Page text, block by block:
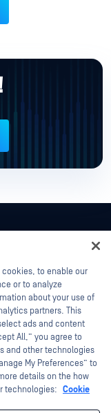
、Metascan、
OPSWAT 、Protecting the
InQuest、InQuest標誌、
to enable our
or to analyze
about your use of
partners. This
ads and content
All,” you agree to
and other technologies
My Preferences” to
details on the how
technologies: Cookie
assistant.
what's critical